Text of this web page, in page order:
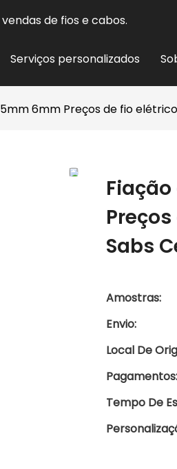
de fios e cabos.
Serviços personalizados
6mm Preços de fio
Sabs
Amostras:
Envio:
Local De
Pagamentos:
Tempo De